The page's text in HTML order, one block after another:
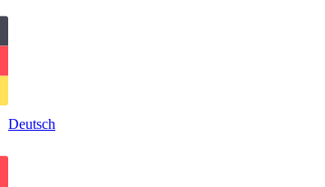
Deutsch